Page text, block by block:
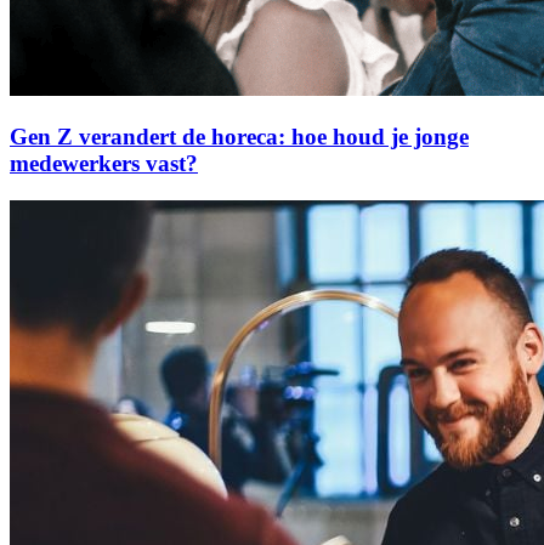
Gen Z verandert de horeca: hoe houd je jonge
medewerkers vast?